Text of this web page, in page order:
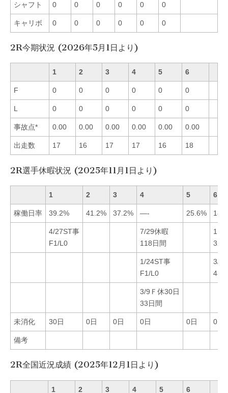
シャフト 0 0 0 0 0 0
キャリボ 0 0 0 0 0 0
2R今期状況 (2026年5月1日より)
1 2 3 4 5 6
F 0 0 0 0 0 0
L 0 0 0 0 0 0
事故点* 0.00 0.00 0.00 0.00 0.00 0.00
出走数 17 16 17 17 16 18
2R選手休暇状況 (2025年11月1日より)
1 2 3 4 5 6
稼働日率 39.2% 41.2% 37.2% —- 25.6%
4/27ST事
F1/L0
7/29休暇
118日間
11/
32
1/24ST事
F1/L0
3/
48
3/9Ｆ休30日
33日間
未消化 30日 0日 0日 0日 0日 0日
備考
2R全国近況成績 (2025年12月1日より)
1 2 3 4 5 6